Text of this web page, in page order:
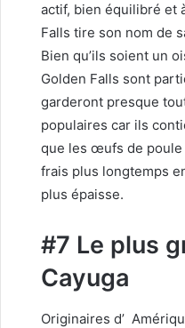
actif, bien équilibré et
Falls tire son nom de
Bien qu’ils soient un
Golden Falls sont
garderont presque
populaires car ils
que les œufs de
frais plus longtemps
plus épaisse.
#7 Le plus
Cayuga
Originaires d’